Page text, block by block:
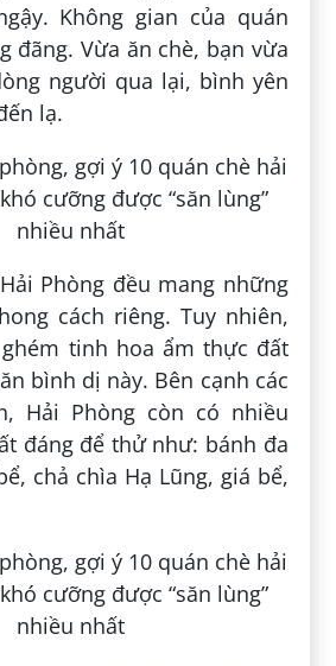
Không gian của quán
đãng. Vừa ăn chè, bạn vừa
người qua lại, bình yên
lạ.
Phòng đều mang những
cách riêng. Tuy nhiên,
tinh hoa ẩm thực đất
bình dị này. Bên cạnh các
Hải Phòng còn có nhiều
đáng để thử như: bánh đa
chả chìa Hạ Lũng, giá bể,